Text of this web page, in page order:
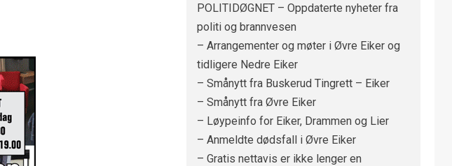
POLITIDØGNET – Oppdaterte nyheter fra
politi og brannvesen
– Arrangementer og møter i Øvre Eiker og
tidligere Nedre Eiker
– Smånytt fra Buskerud Tingrett – Eiker
– Smånytt fra Øvre Eiker
– Løypeinfo for Eiker, Drammen og Lier
– Anmeldte dødsfall i Øvre Eiker
– Gratis nettavis er ikke lenger en